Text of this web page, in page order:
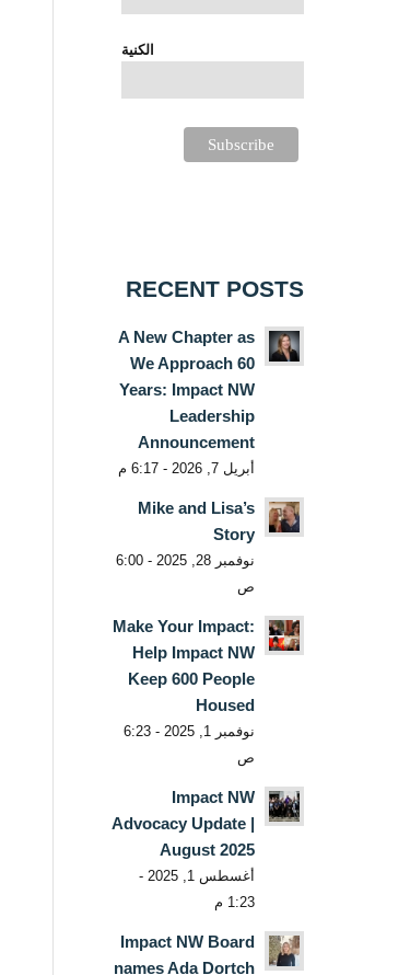
الكنية
RECENT POSTS
A New Chapter as
We Approach 60
Years: Impact NW
Leadership
Announcement
أبريل 7, 2026 - 6:17 م
Mike and Lisa’s
Story
نوفمبر 28, 2025 - 6:00
ص
Make Your Impact:
Help Impact NW
Keep 600 People
Housed
نوفمبر 1, 2025 - 6:23
ص
Impact NW
Advocacy Update |
August 2025
أغسطس 1, 2025 -
1:23 م
Impact NW Board
names Ada Dortch